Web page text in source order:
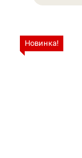
Новинка!